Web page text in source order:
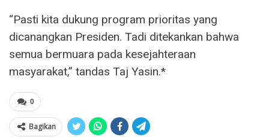
“Pasti kita dukung program prioritas yang
dicanangkan Presiden. Tadi ditekankan bahwa
semua bermuara pada kesejahteraan
masyarakat,” tandas Taj Yasin.*
0
Bagikan